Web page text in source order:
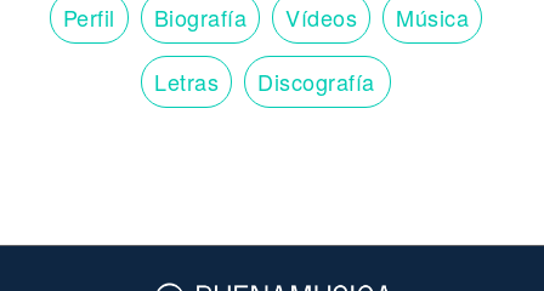
Perfil Biografía Vídeos Música
Letras Discografía